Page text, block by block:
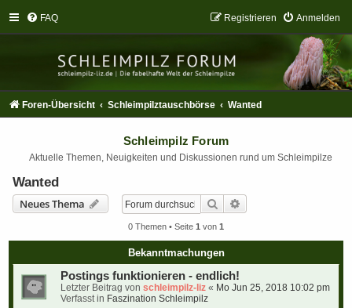
FAQ Anmelden
Registrieren
Foren-Übersicht Schleimpilztauschbörse Wanted
Schleimpilz Forum
Aktuelle Themen, Neuigkeiten und Diskussionen rund um Schleimpilze
Wanted
Neues Thema
Suche
0 Themen • Seite 1 von 1
Bekanntmachungen
Postings funktionieren - endlich!
Letzter Beitrag von schleimpilz-liz « Mo Jun 25, 2018 10:02 pm
Verfasst in Faszination Schleimpilz